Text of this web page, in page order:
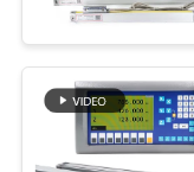
LIÊN
VỚI
Bộ
tính vi